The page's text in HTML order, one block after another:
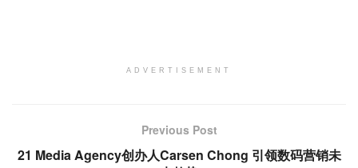
ADVERTISEMENT
Previous Post
21 Media Agency创办人Carsen Chong 引领数码营销未